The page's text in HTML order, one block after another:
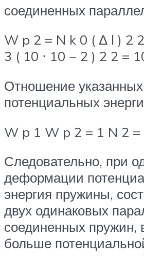
соединенных
W p 2 = N k 0 ( Δ l ) 2
3 ( 10 ⋅ 10 − 2 ) 2 2 =
Отношение указанных
потенциальных
W p 1 W p 2 = 1 N 2 =
Следовательно, при
деформации
энергия пружины,
двух одинаковых
соединенных пружин,
больше